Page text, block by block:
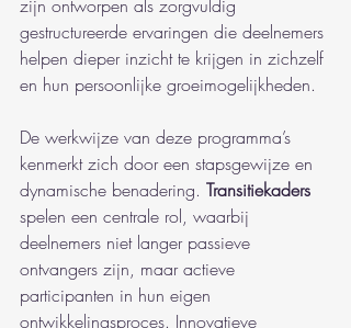
zijn ontworpen als zorgvuldig
gestructureerde ervaringen die deelnemers
helpen dieper inzicht te krijgen in zichzelf
en hun persoonlijke groeimogelijkheden.
De werkwijze van deze programma’s
kenmerkt zich door een stapsgewijze en
dynamische benadering. Transitiekaders
spelen een centrale rol, waarbij
deelnemers niet langer passieve
ontvangers zijn, maar actieve
participanten in hun eigen
ontwikkelingsproces. Innovatieve